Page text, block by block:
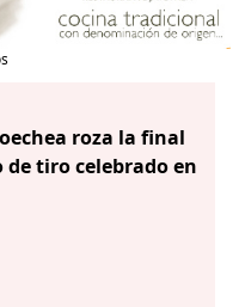
roza la final
tiro celebrado en